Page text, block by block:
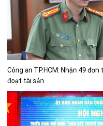
Công an TP.HCM: Nhận 49
đoạt tài sản